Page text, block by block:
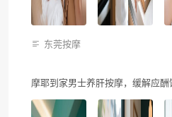
东莞按摩
摩耶到家男士养肝按摩，缓解应